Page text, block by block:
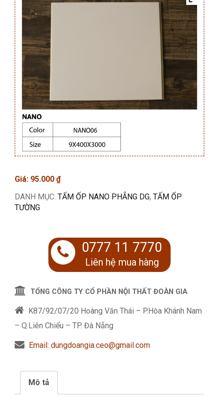
Giá: 95.000 ₫
DANH MỤC: TẤM ỐP NANO PHẲNG DG, TẤM ỐP
TƯỜNG
0777 11 7770
Liên hệ mua hàng
TỔNG CÔNG TY CỔ PHẦN NỘI THẤT ĐOÀN GIA
K87/92/07/20 Hoàng Văn Thái – P.Hòa Khánh Nam
– Q.Liên Chiểu – TP. Đà Nẵng
Email: dungdoangia.ceo@gmail.com
Mô tả